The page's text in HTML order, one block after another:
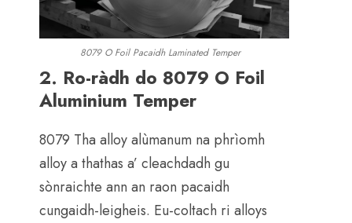
8079 O Foil Pacaidh Laminated Temper
2. Ro-ràdh do 8079 O Foil
Aluminium Temper
8079 Tha alloy alùmanum na phrìomh
alloy a thathas a’ cleachdadh gu
sònraichte ann an raon pacaidh
cungaidh-leigheis. Eu-coltach ri alloys